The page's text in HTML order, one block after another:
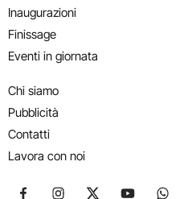
Inaugurazioni
Finissage
Eventi in giornata
Chi siamo
Pubblicità
Contatti
Lavora con noi
Seguici su Facebook
Seguici su Instagram
Seguici su X
Seguici su